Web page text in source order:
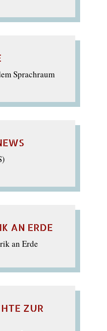
Sprachraum
)
AN ERDE
ZUR